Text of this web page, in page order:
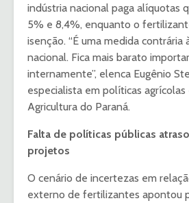
indústria nacional paga alíquotas
5% e 8,4%, enquanto o
isenção. “É uma medida contrária
nacional. Fica mais barato
internamente”, elenca Eugênio
especialista em políticas
Agricultura do Paraná.
Falta de políticas públicas
projetos
O cenário de incertezas em
externo de fertilizantes apontou